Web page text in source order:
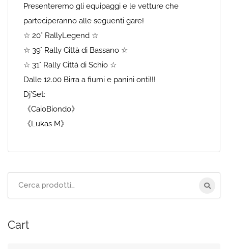
Presenteremo gli equipaggi e le vetture che
parteciperanno alle seguenti gare!
☆ 20° RallyLegend ☆
☆ 39° Rally Città di Bassano ☆
☆ 31° Rally Città di Schio ☆
Dalle 12.00 Birra a fiumi e panini onti!!!
Dj’Set:
《CaioBiondo》
《Lukas M》
Cart